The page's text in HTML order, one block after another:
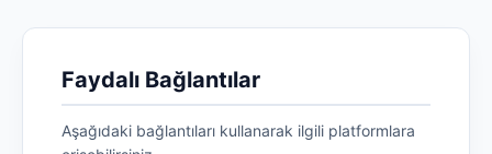
Faydalı Bağlantılar
Aşağıdaki bağlantıları kullanarak ilgili platformlara